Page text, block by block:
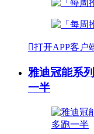
打开APP客户
雅迪冠能系
一半